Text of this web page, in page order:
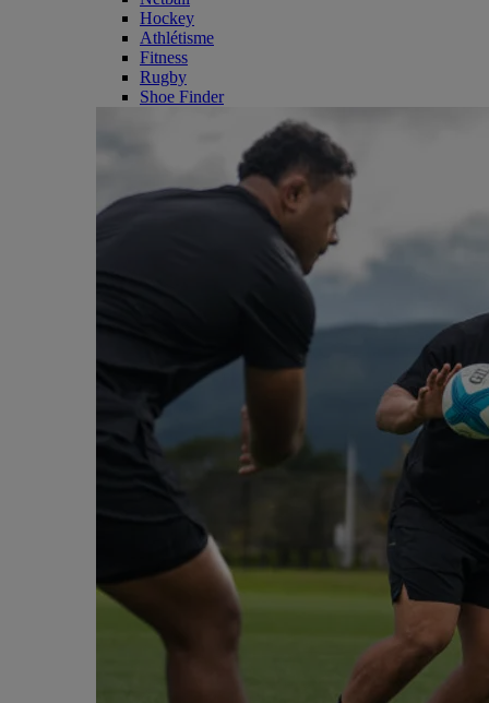
Hockey
Athlétisme
Fitness
Rugby
Shoe Finder